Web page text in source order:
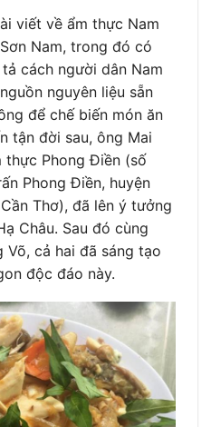
viết về ẩm thực Nam
Nam, trong đó có
cách người dân Nam
nguyên liệu sẵn
để chế biến món ăn
tận đời sau, ông Mai
thực Phong Điền (số
Phong Điền, huyện
Thơ), đã lên ý tưởng
Châu. Sau đó cùng
Võ, cả hai đã sáng tạo
độc đáo này.